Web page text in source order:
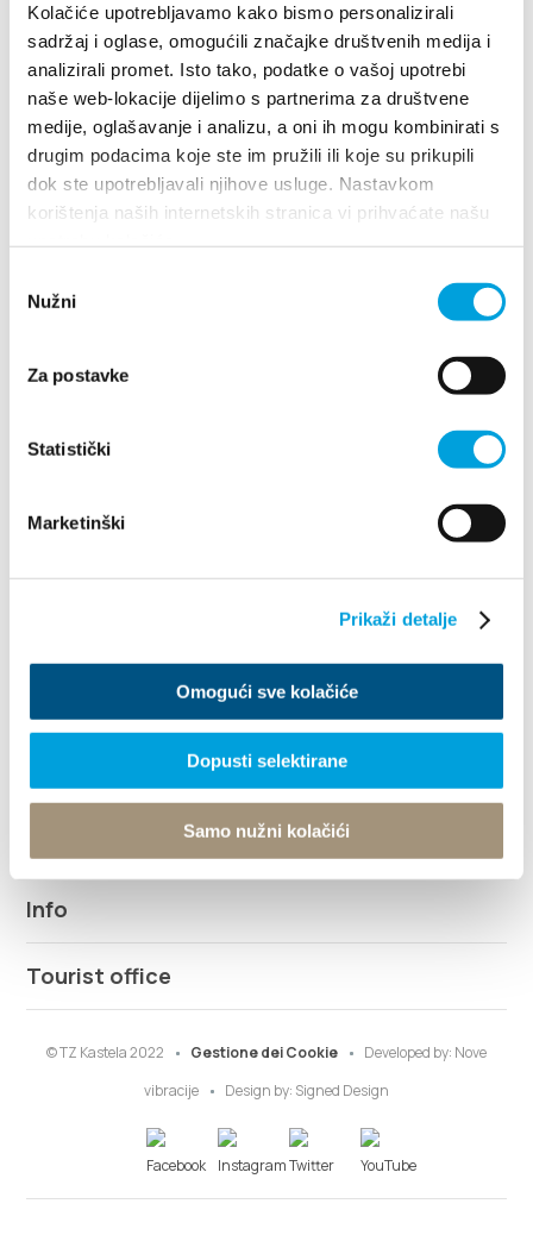
Kolačiće upotrebljavamo kako bismo personalizirali
sadržaj i oglase, omogućili značajke društvenih medija i
analizirali promet. Isto tako, podatke o vašoj upotrebi
naše web-lokacije dijelimo s partnerima za društvene
medije, oglašavanje i analizu, a oni ih mogu kombinirati s
drugim podacima koje ste im pružili ili koje su prikupili
dok ste upotrebljavali njihove usluge. Nastavkom
korištenja naših internetskih stranica vi prihvaćate našu
pristanka
Nužni
Za postavke
Statistički
Marketinški
Prikaži detalje
Omogući sve kolačiće
Dopusti selektirane
Samo nužni kolačići
Villa Nika, Kamberovo šetalište 30,
21216 Kaštel Stari, Hrvatska
Indicazioni
Kaštela cultural summer 2020.
Apri la brochure
« 1 2 »
Villa Nika, Kamberovo šetalište 30
Info
Tourist office
© TZ Kastela 2022 Gestione dei Cookie Developed by: Nove
vibracije
Design by: Signed Design